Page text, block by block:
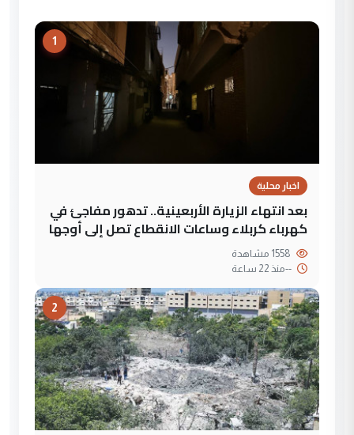
1
اخبار محلية
بعد انتهاء الزيارة الأربعينية.. تدهور مفاجئ في
كهرباء كربلاء وساعات الانقطاع تصل إلى أوجها
--منذ 22 ساعة
2